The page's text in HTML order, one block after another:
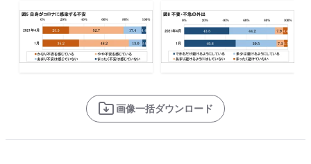
画像一括ダウンロード